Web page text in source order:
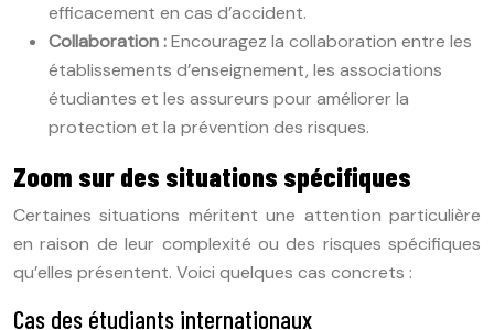
efficacement en cas d’accident.
Collaboration :Encouragez la collaboration entre les
établissements d’enseignement, les associations
étudiantes et les assureurs pour améliorer la
protection et la prévention des risques.
Zoom sur des situations spécifiques
Certaines situations méritent une attention particulière
en raison de leur complexité ou des risques spécifiques
qu’elles présentent. Voici quelques cas concrets :
Cas des étudiants internationaux